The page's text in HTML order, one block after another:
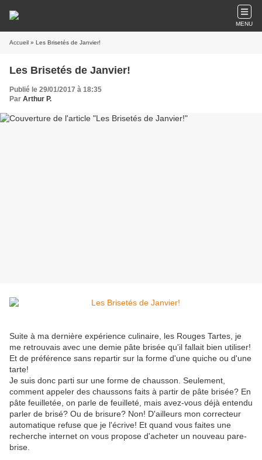
MENU
Accueil » Les Brisetés de Janvier!
Les Brisetés de Janvier!
Publié le 29/01/2017 à 18:35
Par Arthur P.
Suite à ma dernière expérience culinaire, les Rouges Tartes, je
me retrouvais avec une demie pâte brisée qu'il fallait bien utiliser!
Et de préférence sans repartir sur la forme d'une quiche ou d'une
tarte!
Je suis donc parti sur une forme de chausson. Seulement,
comment appeler des chaussons faits à partir de pâte brisée? En
pâte feuilletée, on parle de feuilleté, mais avez-vous déjà entendu
parler de brisé? Ou de brisure? Non! D'ailleurs mon correcteur
automatique refuse que je l'écrive! Et quand vous faites une
recherche internet on vous propose d'acheter un nouveau pare-
brise.